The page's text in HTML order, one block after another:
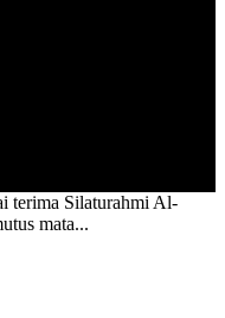
terima Silaturahmi Al-
mata...